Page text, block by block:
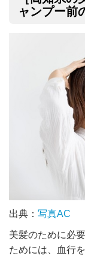
ャンプー前
出典： 写真AC
美髪のために必
ためには、血行